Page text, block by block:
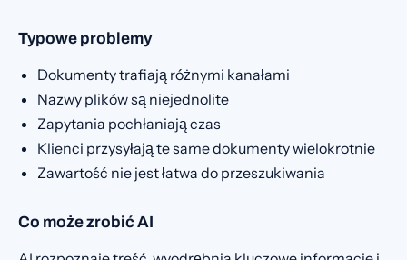
Typowe problemy
Dokumenty trafiają różnymi kanałami
Nazwy plików są niejednolite
Zapytania pochłaniają czas
Klienci przysyłają te same dokumenty wielokrotnie
Zawartość nie jest łatwa do przeszukiwania
Co może zrobić AI